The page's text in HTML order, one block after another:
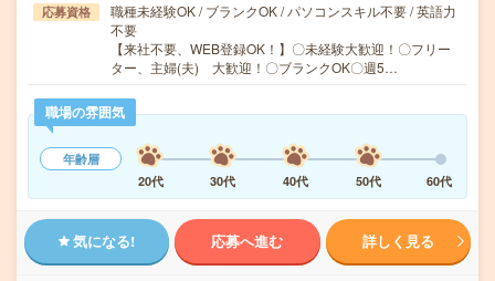
応募資格
職種未経験OK / ブランクOK / パソコンスキル不要 / 英語力
不要
【来社不要、WEB登録OK！】〇未経験大歓迎！〇フリー
ター、主婦(夫) 大歓迎！〇ブランクOK〇週5…
職場の雰囲気
年齢層
20代
30代 40代 50代 60代
気になる! 応募へ進む 詳しく見る